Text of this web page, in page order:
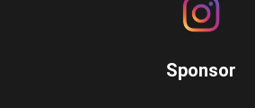
Sponsor